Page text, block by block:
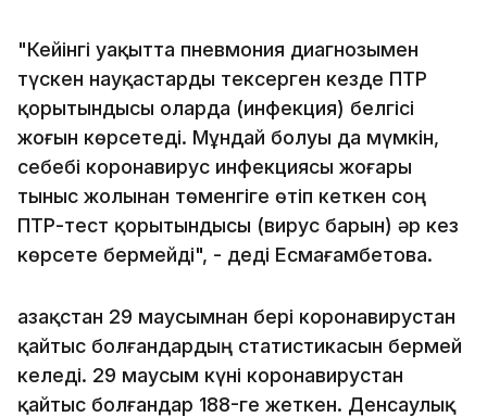
"Кейінгі уақытта пневмония диагнозымен
түскен науқастарды тексерген кезде ПТР
қорытындысы оларда (инфекция) белгісі
жоғын көрсетеді. Мұндай болуы да мүмкін,
себебі коронавирус инфекциясы жоғары
тыныс жолынан төменгіге өтіп кеткен соң
ПТР-тест қорытындысы (вирус барын) әр кез
көрсете бермейді", - деді Есмағамбетова.
Қазақстан 29 маусымнан бері коронавирустан
қайтыс болғандардың статистикасын бермей
келеді. 29 маусым күні коронавирустан
қайтыс болғандар 188-ге жеткен. Денсаулық